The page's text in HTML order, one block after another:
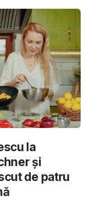
la
și
de patru